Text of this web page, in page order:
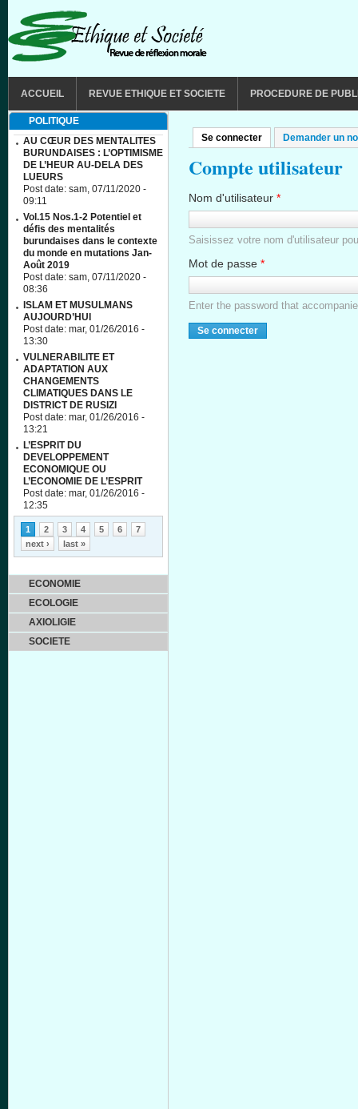
ACCUEIL REVUE ETHIQUE ET SOCIETE PROCEDURE DE
Onglets principaux
Se connecter (onglet actif)
Demander un
Compte utilisateur
Nom d'utilisateur *
Saisissez votre nom d'utilisateur
Mot de passe *
Enter the password that
POLITIQUE
AU CŒUR DES MENTALITES
BURUNDAISES : L’OPTIMISME
DE L’HEUR AU-DELA DES
LUEURS
Post date: sam, 07/11/2020 -
09:11
Vol.15 Nos.1-2 Potentiel et
défis des mentalités
burundaises dans le contexte
du monde en mutations Jan-
Août 2019
Post date: sam, 07/11/2020 -
08:36
ISLAM ET MUSULMANS
AUJOURD’HUI
Post date: mar, 01/26/2016 -
13:30
VULNERABILITE ET
ADAPTATION AUX
CHANGEMENTS
CLIMATIQUES DANS LE
DISTRICT DE RUSIZI
Post date: mar, 01/26/2016 -
13:21
L’ESPRIT DU
DEVELOPPEMENT
ECONOMIQUE OU
L’ECONOMIE DE L’ESPRIT
Post date: mar, 01/26/2016 -
12:35
Pages
1 2 3 4 5 6
7
next ›
last »
ECONOMIE
ECOLOGIE
AXIOLIGIE
SOCIETE